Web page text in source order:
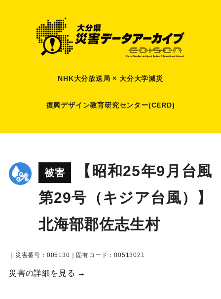
NHK大分放送局 × 大分大学減災
復興デザイン教育研究センター(CERD)
被害
【昭和25年9月台風
第29号（キジア台風）】
北海部郡佐志生村
｜災害番号：005130｜固有コード：00513021
災害の詳細を見る →